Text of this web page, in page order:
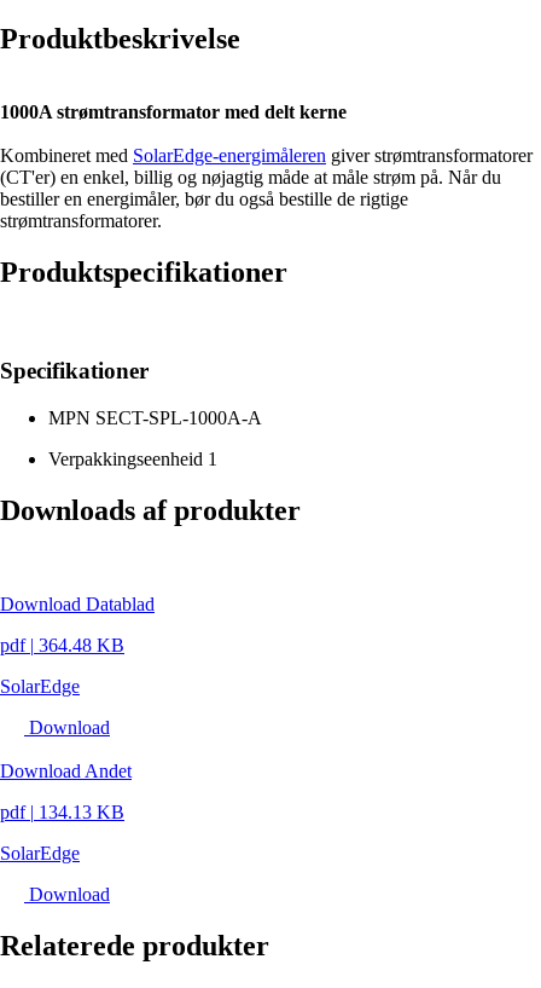
Produktbeskrivelse
1000A strømtransformator med delt kerne
Kombineret med SolarEdge-energimåleren giver strømtransformatorer
(CT'er) en enkel, billig og nøjagtig måde at måle strøm på. Når du
bestiller en energimåler, bør du også bestille de rigtige
strømtransformatorer.
Produktspecifikationer
Specifikationer
MPN SECT-SPL-1000A-A
Verpakkingseenheid 1
Downloads af produkter
Download Datablad
pdf | 364.48 KB
SolarEdge
Download
Download Andet
pdf | 134.13 KB
SolarEdge
Download
Relaterede produkter